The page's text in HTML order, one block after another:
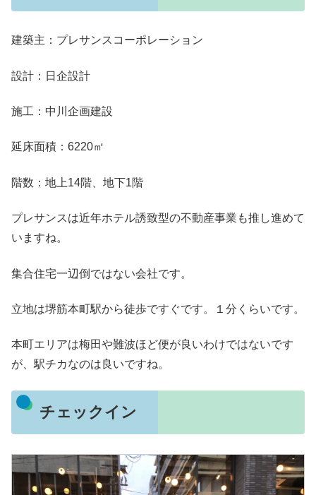
建築主：プレサンスコーポレーション
設計：日企設計
施工：中川企画建設
延床面積：6220㎡
階数：地上14階、地下1階
プレサンスは近年ホテル誘致型の不動産事業も推し進めて
いますね。
集合住宅一辺倒ではない会社です。
立地は堺筋本町駅から徒歩ですぐです。１分くらいです。
本町エリアは梅田や難波ほど便が良いわけではないです
が、駅チカなのは良いですね。
チェックイン